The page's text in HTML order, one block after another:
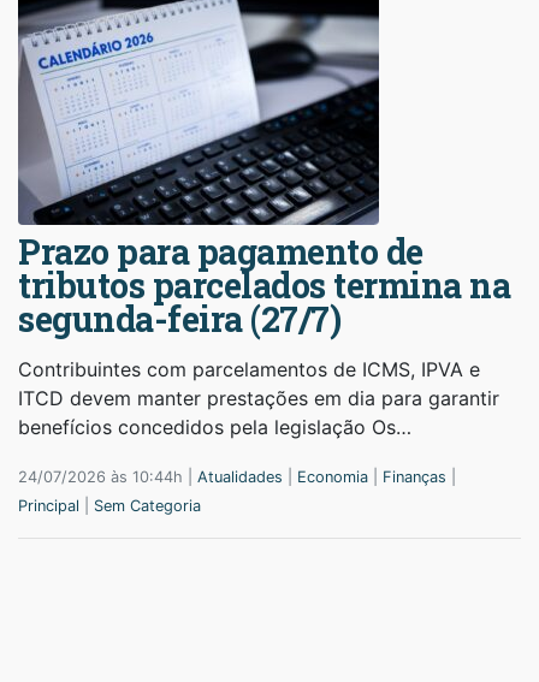
Prazo para pagamento de
tributos parcelados termina na
segunda-feira (27/7)
Contribuintes com parcelamentos de ICMS, IPVA e
ITCD devem manter prestações em dia para garantir
benefícios concedidos pela legislação Os…
24/07/2026 às 10:44h | Atualidades Economia Finanças
Principal
Sem Categoria